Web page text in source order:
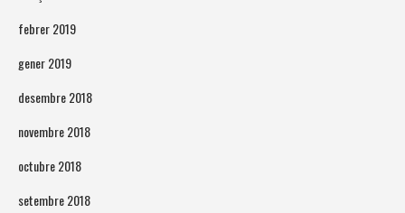
febrer 2019
gener 2019
desembre 2018
novembre 2018
octubre 2018
setembre 2018